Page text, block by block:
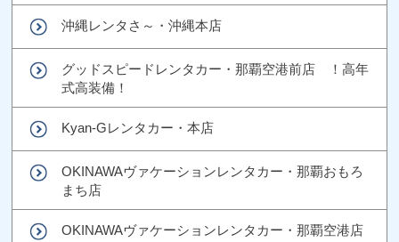
沖縄レンタさ～・沖縄本店
グッドスピードレンタカー・那覇空港前店 ！高年
式高装備！
Kyan-Gレンタカー・本店
OKINAWAヴァケーションレンタカー・那覇おもろ
まち店
OKINAWAヴァケーションレンタカー・那覇空港店